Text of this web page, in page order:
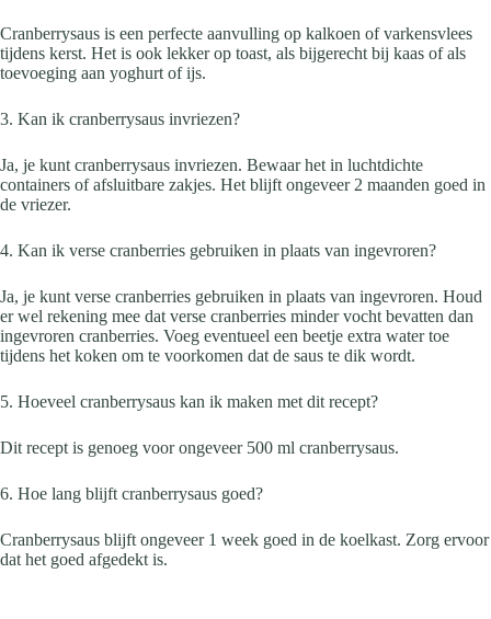
Cranberrysaus is een perfecte aanvulling op kalkoen of varkensvlees
tijdens kerst. Het is ook lekker op toast, als bijgerecht bij kaas of als
toevoeging aan yoghurt of ijs.
3. Kan ik cranberrysaus invriezen?
Ja, je kunt cranberrysaus invriezen. Bewaar het in luchtdichte
containers of afsluitbare zakjes. Het blijft ongeveer 2 maanden goed in
de vriezer.
4. Kan ik verse cranberries gebruiken in plaats van ingevroren?
Ja, je kunt verse cranberries gebruiken in plaats van ingevroren. Houd
er wel rekening mee dat verse cranberries minder vocht bevatten dan
ingevroren cranberries. Voeg eventueel een beetje extra water toe
tijdens het koken om te voorkomen dat de saus te dik wordt.
5. Hoeveel cranberrysaus kan ik maken met dit recept?
Dit recept is genoeg voor ongeveer 500 ml cranberrysaus.
6. Hoe lang blijft cranberrysaus goed?
Cranberrysaus blijft ongeveer 1 week goed in de koelkast. Zorg ervoor
dat het goed afgedekt is.